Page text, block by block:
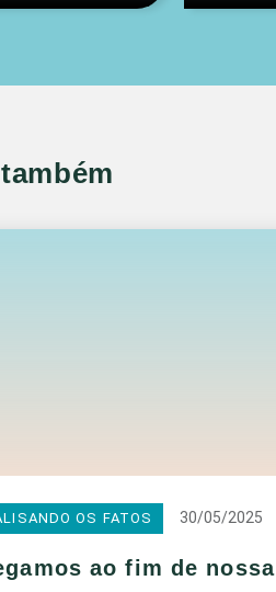
OS FATOS 30/05/2025
ao fim de nossa